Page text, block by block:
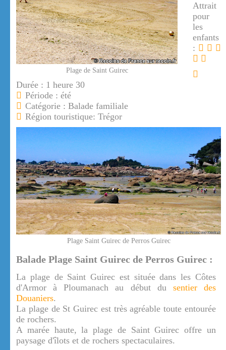
Plage de Saint Guirec
Attrait
pour
les
enfants
:
Durée : 1 heure 30
Période : été
Catégorie : Balade familiale
Région touristique: Trégor
Plage Saint Guirec de Perros Guirec
Balade Plage Saint Guirec de Perros Guirec :
La plage de Saint Guirec est située dans les Côtes
d'Armor à Ploumanach au début du sentier des
Douaniers.
La plage de St Guirec est très agréable toute entourée
de rochers.
A marée haute, la plage de Saint Guirec offre un
paysage d'îlots et de rochers spectaculaires.